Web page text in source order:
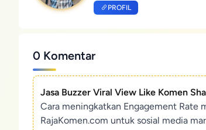
PROFIL
0 Komentar
Jasa Buzzer Viral View Like Komen
Cara meningkatkan Engagement Rate
RajaKomen.com untuk sosial media